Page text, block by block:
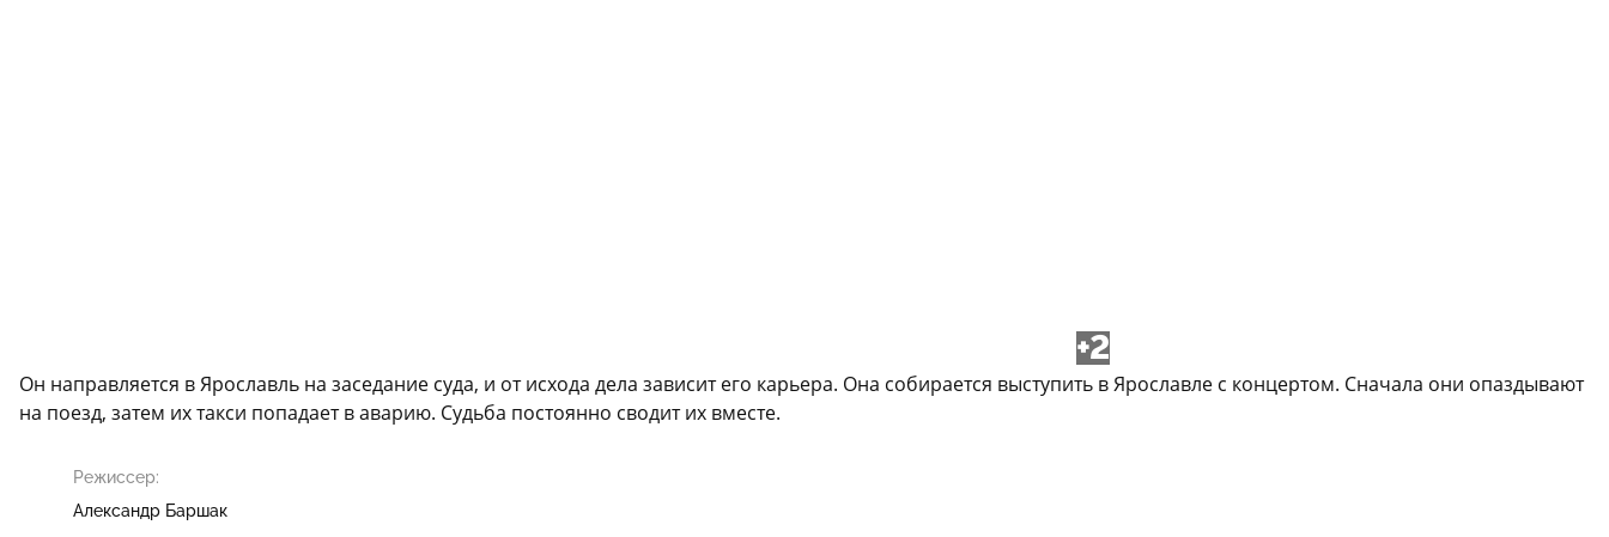
+2
Он направляется в Ярославль на заседание суда, и от исхода дела зависит его карьера. Она собирается выступить в Ярославле с концертом. Сначала они опаздывают
на поезд, затем их такси попадает в аварию. Судьба постоянно сводит их вместе.
Режиссер:
Александр Баршак